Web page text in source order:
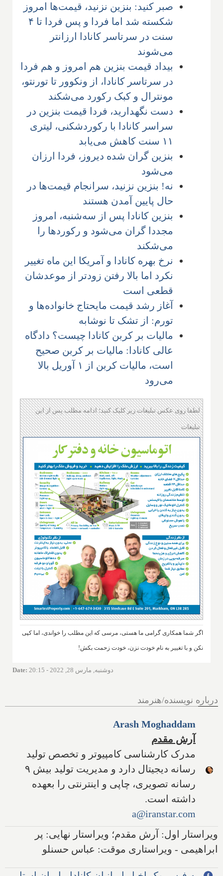
صبر کنید: بنزین نزنید، قیمت‌ها امروز
شکسته شد اما فردا و پس فردا تا ۴
سنت در سرتاسر کانادا ارزانتر
می‌شوند
بیداد قیمت بنزین هم امروز و هم فردا
در سرتاسر کانادا، از ونکوور تا تورنتو،
مونترال و کبک رکورد می‌شکند
دست نگهدارید، فردا قیمت بنزین در
سراسر کانادا با رکوردشکنی، لیتری
۱۱ سنت کاهش می‌یابد
بنزین گران شده دیروز، فردا ارزان
می‌شود
نه! بنزین نزنید، سرانجام قیمت‌ها در
حال پایین آمدن هستند
بنزین کانادا پس از سه‌شنبه، امروز
مجددا گران می‌شود و رکوردها را
می‌شکند
نرخ بهره کانادا و آمریکا این ماه تغییر
نکرد اما بالا رفتن زودتر از موعدشان
قطعی است
آغاز رشد قیمت مایحتاج خانواده‌ها و
تورم: از تشک تا نوشابه
مالیات بر کربن کانادا چیست؟ دادگاه
عالی کانادا: مالیات بر کربن صحیح
است، مالیات کربن از ۱ آوریل بالا
می‌رود
لطفا روی عکس تبلیغات زیر کلیک کنید؛ ادامه مطلب پس از این
تبلیغات
اگر شما همکاری گرامی ما هستی، مرسی که این مطلب را خواندی، اما کپی
نکن و با تغییر به نام خودت نزن، خودت زحمت بکش!
Date: دوشنبه, مارس 28, 2022 - 20:15
درباره نویسنده/هنرمند
Arash Moghaddam
آرش مقدم
مدرک کارشناسی کامپیوتر و تخصص تولید
رسانه دیجیتال دارد و مدیریت تولید بیش ۹
رسانه تصویری، چاپی و اینترنتی را بعهده
داشته است.
a@iranstar.com
ویراستار اول: آرش مقدم؛ ویراستار نهایی: پر
ابراهیمی - ویراستاری موقت: عباس حسنلو